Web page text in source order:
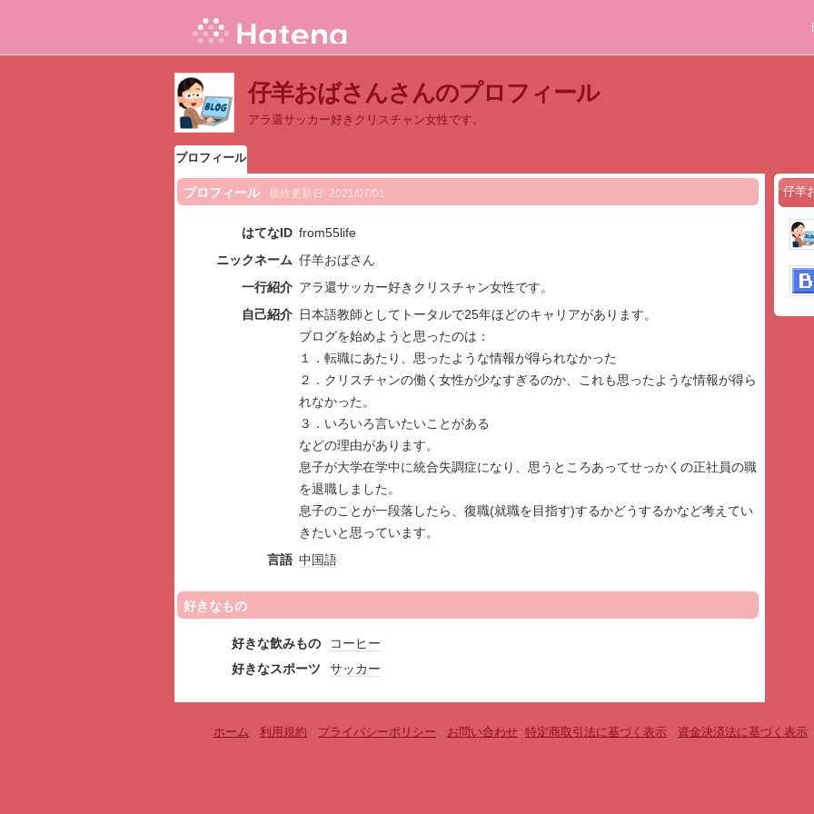
仔羊おばさんさんのプロフィール
アラ還サッカー好きクリスチャン女性です。
プロフィール
プロフィール 最終更新日: 2021/07/01
はてなID from55life
ニックネーム 仔羊おばさん
一行紹介 アラ還サッカー好きクリスチャン女性です。
自己紹介 日本語教師としてトータルで25年ほどのキャリアがあります。
ブログを始めようと思ったのは：
１．転職にあたり、思ったような情報が得られなかった
２．クリスチャンの働く女性が少なすぎるのか、これも思ったような情報が得ら
れなかった。
３．いろいろ言いたいことがある
などの理由があります。
息子が大学在学中に統合失調症になり、思うところあってせっかくの正社員の職
を退職しました。
息子のことが一段落したら、復職(就職を目指す)するかどうするかなど考えてい
きたいと思っています。
言語 中国語
好きなもの
好きな飲みもの
コーヒー
好きなスポーツ
サッカー
仔羊
ホーム - 利用規約 - プライバシーポリシー - お問い合わせ- 特定商取引法に基づく表示 - 資金決済法に基づく表示 -